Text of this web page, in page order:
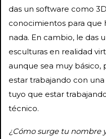
das un software como
conocimientos para que
nada. En cambio, le das
esculturas en realidad
aunque sea muy básico,
estar trabajando con
tuyo que estar
técnico.
¿Cómo surge tu nombre